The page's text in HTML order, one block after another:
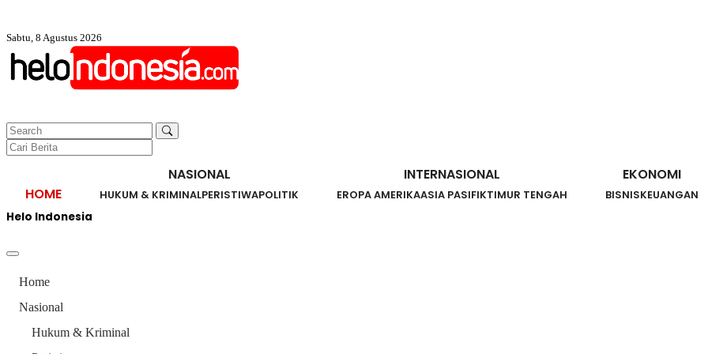
Sabtu, 8 Agustus 2026
HOME
NASIONAL
HUKUM & KRIMINALPERISTIWAPOLITIK
INTERNASIONAL
EROPA AMERIKAASIA PASIFIKTIMUR TENGAH
EKONOMI
BISNISKEUANGAN
Helo Indonesia
Home
Nasional
Hukum & Kriminal